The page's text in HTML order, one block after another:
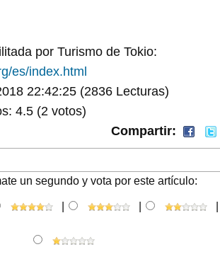
por Turismo de Tokio:
es/index.html
22:42:25 (2836 Lecturas)
4.5 (2 votos)
Compartir:
un segundo y vota por este artículo: